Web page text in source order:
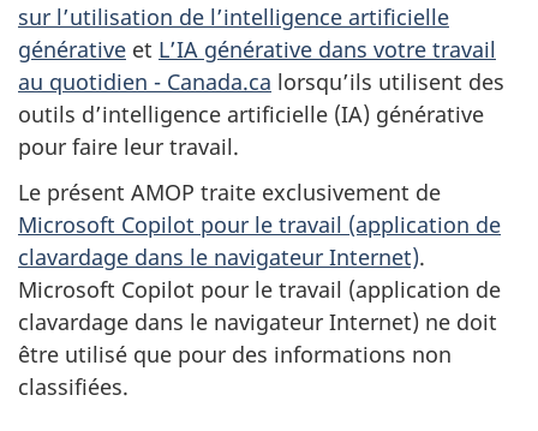
sur l’utilisation de l’intelligence artificielle
générative et L’IA générative dans votre travail
au quotidien - Canada.ca lorsqu’ils utilisent des
outils d’intelligence artificielle (IA) générative
pour faire leur travail.
Le présent AMOP traite exclusivement de
Microsoft Copilot pour le travail (application de
clavardage dans le navigateur Internet).
Microsoft Copilot pour le travail (application de
clavardage dans le navigateur Internet) ne doit
être utilisé que pour des informations non
classifiées.